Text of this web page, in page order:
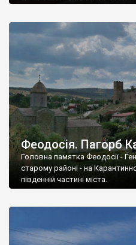
Феодосія. Пагорб
Головна памятка Феодосії -
старому районі - на
південній частині міста.